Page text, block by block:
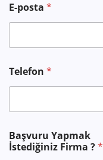
E-posta*
Telefon*
Başvuru Yapmak
İstediğiniz Firma ?*